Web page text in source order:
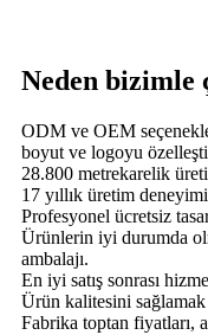
Neden bizimle
ODM ve OEM
boyut ve logoyu
28.800 metrekarelik
17 yıllık üretim
Profesyonel ücretsiz
Ürünlerin iyi durumda
ambalajı.
En iyi satış sonrası
Ürün kalitesini sağlamak
Fabrika toptan fiyatları,